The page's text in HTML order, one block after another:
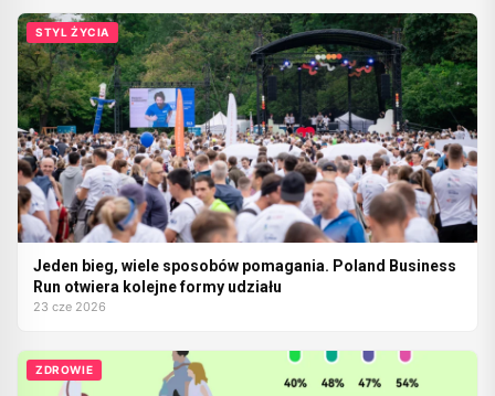
STYL ŻYCIA
Jeden bieg, wiele sposobów pomagania. Poland Business
Run otwiera kolejne formy udziału
23 cze 2026
ZDROWIE